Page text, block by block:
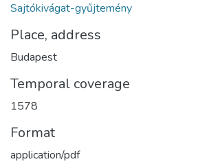
Sajtókivágat-gyűjtemény
Place, address
Budapest
Temporal coverage
1578
Format
application/pdf